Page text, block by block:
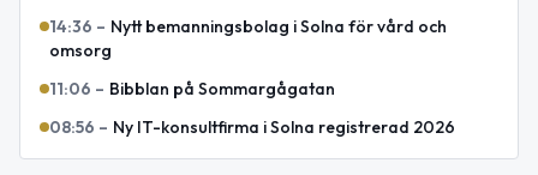
14:36 – Nytt bemanningsbolag i Solna för vård och
omsorg
11:06 – Bibblan på Sommargågatan
08:56 – Ny IT-konsultfirma i Solna registrerad 2026